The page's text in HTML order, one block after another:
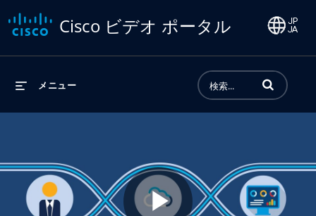
Cisco ビデオ ポータル
メニュー 動画の検索語句